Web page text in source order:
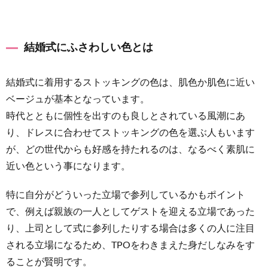
ストッ
キング
2.1
黒のス
トッキ
ング
ーなス
ング
2.3
タイツ
3
結婚式にふさわしい色とは
結婚式に着用するストッキングの色は、肌色か肌色に近い
ベージュが基本となっています。
時代とともに個性を出すのも良しとされている風潮にあ
り、ドレスに合わせてストッキングの色を選ぶ人もいます
が、どの世代からも好感を持たれるのは、なるべく素肌に
近い色という事になります。
特に自分がどういった立場で参列しているかもポイント
で、例えば親族の一人としてゲストを迎える立場であった
り、上司として式に参列したりする場合は多くの人に注目
される立場になるため、TPOをわきまえた身だしなみをす
ることが賢明です。